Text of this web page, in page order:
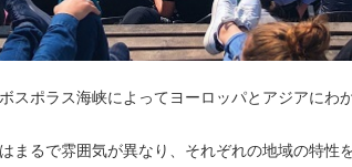
スポラス海峡によってヨーロッパとアジアにわ
まるで雰囲気が異なり、それぞれの地域の特性